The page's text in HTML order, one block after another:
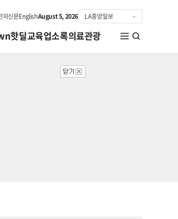
자신문EnglishAugust 5, 2026
핫딜교육업소록의료관광